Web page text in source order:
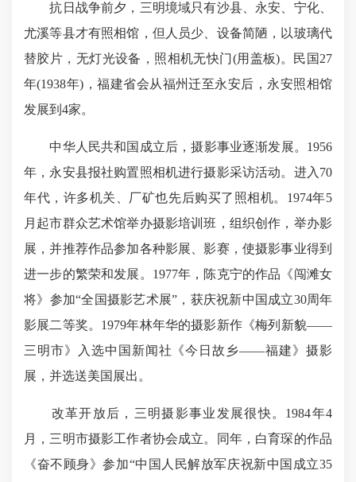
抗日战争前夕，三明境域只有沙县、永安、宁化、
尤溪等县才有照相馆，但人员少、设备简陋，以玻璃代
替胶片，无灯光设备，照相机无快门(用盖板)。民国27
年(1938年)，福建省会从福州迁至永安后，永安照相馆
发展到4家。
中华人民共和国成立后，摄影事业逐渐发展。1956
年，永安县报社购置照相机进行摄影采访活动。进入70
年代，许多机关、厂矿也先后购买了照相机。1974年5
月起市群众艺术馆举办摄影培训班，组织创作，举办影
展，并推荐作品参加各种影展、影赛，使摄影事业得到
进一步的繁荣和发展。1977年，陈克宁的作品《闯滩女
将》参加“全国摄影艺术展”，获庆祝新中国成立30周年
影展二等奖。1979年林年华的摄影新作《梅列新貌——
三明市》入选中国新闻社《今日故乡——福建》摄影
展，并选送美国展出。
改革开放后，三明摄影事业发展很快。1984年4
月，三明市摄影工作者协会成立。同年，白育琛的作品
《奋不顾身》参加“中国人民解放军庆祝新中国成立35